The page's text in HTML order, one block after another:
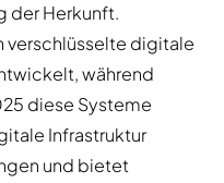
der Herkunft.
verschlüsselte digitale
während
diese Systeme
Infrastruktur
und bietet